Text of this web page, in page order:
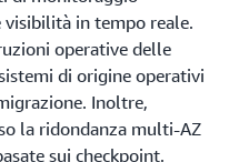
visibilità in tempo reale.
operative delle
di origine operativi
Inoltre,
la ridondanza multi-AZ
sui checkpoint.